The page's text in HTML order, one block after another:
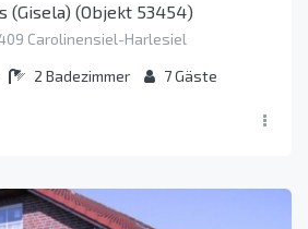
(Gisela) (Objekt 53454)
Carolinensiel-Harlesiel
2 Badezimmer 7Gäste